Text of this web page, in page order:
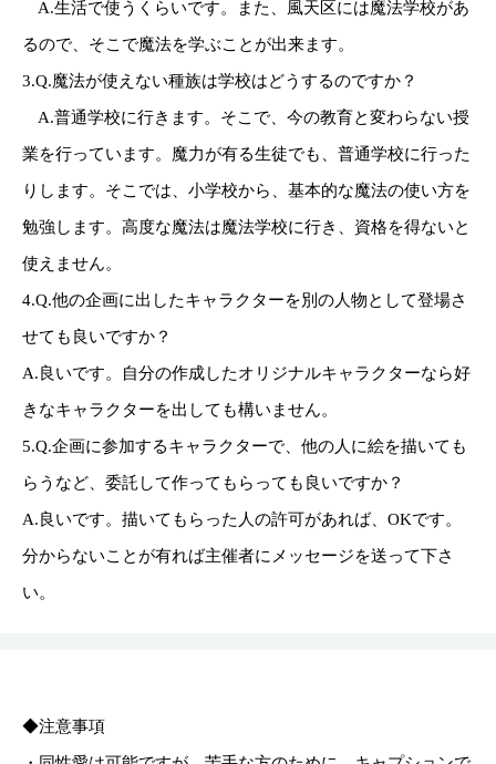
A.生活で使うくらいです。また、風天区には魔法学校があ
るので、そこで魔法を学ぶことが出来ます。
3.Q.魔法が使えない種族は学校はどうするのですか？
A.普通学校に行きます。そこで、今の教育と変わらない授
業を行っています。魔力が有る生徒でも、普通学校に行った
りします。そこでは、小学校から、基本的な魔法の使い方を
勉強します。高度な魔法は魔法学校に行き、資格を得ないと
使えません。
4.Q.他の企画に出したキャラクターを別の人物として登場さ
せても良いですか？
A.良いです。自分の作成したオリジナルキャラクターなら好
きなキャラクターを出しても構いません。
5.Q.企画に参加するキャラクターで、他の人に絵を描いても
らうなど、委託して作ってもらっても良いですか？
A.良いです。描いてもらった人の許可があれば、OKです。
分からないことが有れば主催者にメッセージを送って下さ
い。
◆注意事項